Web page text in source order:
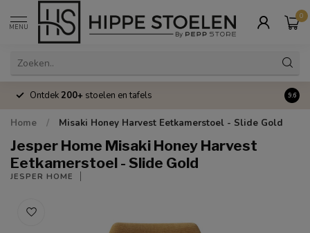
MENU
0
Ontdek200+ stoelen en tafels 9.6
Home / Misaki Honey Harvest Eetkamerstoel - Slide Gold
Jesper Home Misaki Honey Harvest
Eetkamerstoel - Slide Gold
JESPER HOME